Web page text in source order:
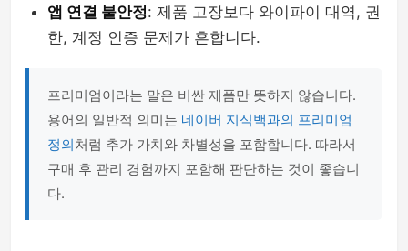
앱 연결 불안정: 제품 고장보다 와이파이 대역, 권
한, 계정 인증 문제가 흔합니다.
프리미엄이라는 말은 비싼 제품만 뜻하지 않습니다.
용어의 일반적 의미는 네이버 지식백과의 프리미엄
정의처럼 추가 가치와 차별성을 포함합니다. 따라서
구매 후 관리 경험까지 포함해 판단하는 것이 좋습니
다.